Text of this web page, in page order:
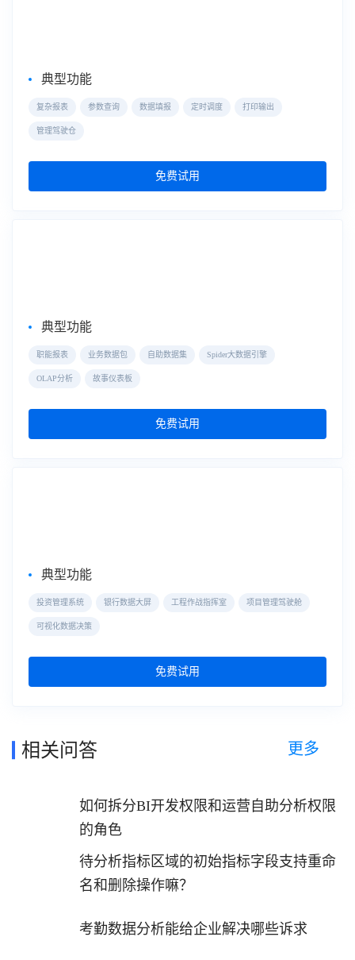
典型功能
复杂报表 参数查询 数据填报 定时调度 打印输出
管理驾驶仓
免费试用
典型功能
职能报表 业务数据包 自助数据集 Spider大数据引擎
OLAP分析 故事仪表板
免费试用
典型功能
投资管理系统 银行数据大屏 工程作战指挥室 项目管理驾驶舱
可视化数据决策
免费试用
相关问答 更多
如何拆分BI开发权限和运营自助分析权限
的角色
待分析指标区域的初始指标字段支持重命
名和删除操作嘛？
考勤数据分析能给企业解决哪些诉求